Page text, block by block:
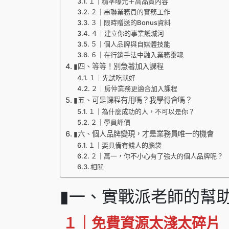
２｜串聯業務員的實務工作
３｜限時贈送的Bonus資料
４｜建立你的事業護城河
５｜個人品牌與自媒體技能
６｜在行銷手法中融入業務靈魂
▮四、等等！別急著加入課程
１｜先試吃就好
２｜房仲業務更適合加入課程
▮五、可是課程有用嗎？我學得會嗎？
１｜為什麼成功的人，不可以是你？
２｜學員評價
▮六、個人品牌變現，才是業務員唯一的機會
１｜要具備有錢人的腦袋
２｜萬一，你不小心有了強大的個人品牌呢？
相關
▮一、實戰派老師的幫
１｜免費資源太淺太碎片